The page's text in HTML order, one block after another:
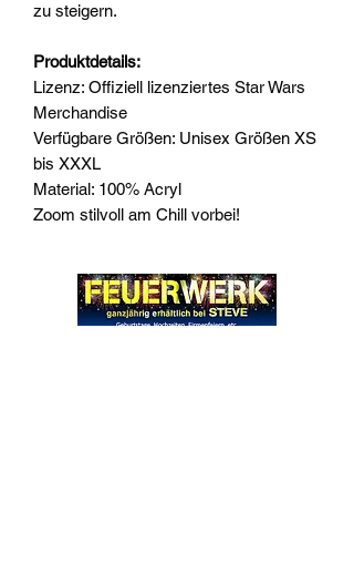
zu steigern.
Produktdetails:
Lizenz: Offiziell lizenziertes Star Wars
Merchandise
Verfügbare Größen: Unisex Größen XS
bis XXXL
Material: 100% Acryl
Zoom stilvoll am Chill vorbei!